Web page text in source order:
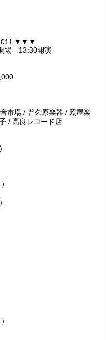
▼▼▼
場 13:30開演
市場 / 普久原楽器 / 照屋楽
/ 高良レコード店